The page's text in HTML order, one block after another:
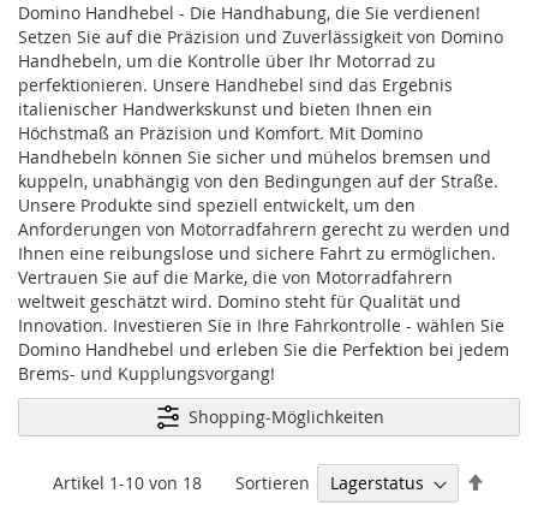
Domino Handhebel - Die Handhabung, die Sie verdienen!
Setzen Sie auf die Präzision und Zuverlässigkeit von Domino
Handhebeln, um die Kontrolle über Ihr Motorrad zu
perfektionieren. Unsere Handhebel sind das Ergebnis
italienischer Handwerkskunst und bieten Ihnen ein
Höchstmaß an Präzision und Komfort. Mit Domino
Handhebeln können Sie sicher und mühelos bremsen und
kuppeln, unabhängig von den Bedingungen auf der Straße.
Unsere Produkte sind speziell entwickelt, um den
Anforderungen von Motorradfahrern gerecht zu werden und
Ihnen eine reibungslose und sichere Fahrt zu ermöglichen.
Vertrauen Sie auf die Marke, die von Motorradfahrern
weltweit geschätzt wird. Domino steht für Qualität und
Innovation. Investieren Sie in Ihre Fahrkontrolle - wählen Sie
Domino Handhebel und erleben Sie die Perfektion bei jedem
Brems- und Kupplungsvorgang!
Artikel 1-10von 18 Sortieren
Shopping-Möglichkeiten